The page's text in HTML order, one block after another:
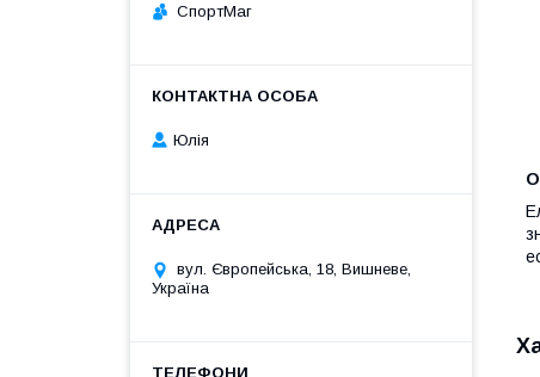
СпортМаг
Юлія
вул. Європейська, 18, Вишневе,
Україна